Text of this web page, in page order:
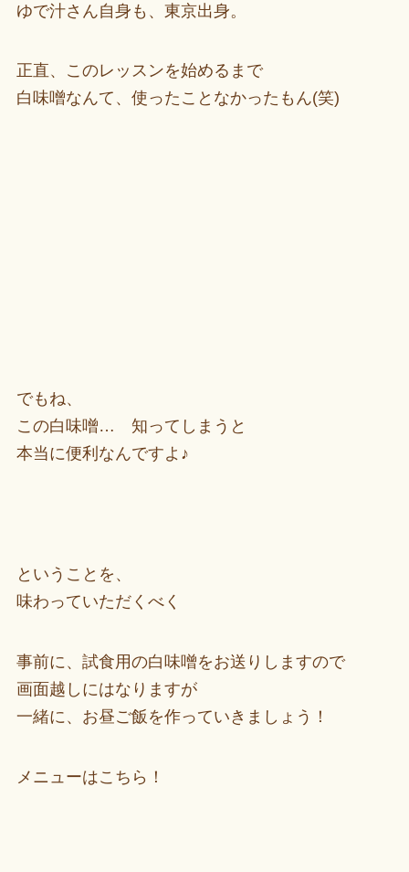
ゆで汁さん自身も、東京出身。
正直、このレッスンを始めるまで
白味噌なんて、使ったことなかったもん(笑)
でもね、
この白味噌… 知ってしまうと
本当に便利なんですよ♪
ということを、
味わっていただくべく
事前に、試食用の白味噌をお送りしますので
画面越しにはなりますが
一緒に、お昼ご飯を作っていきましょう！
メニューはこちら！